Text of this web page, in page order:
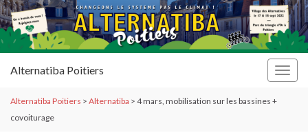
Alternatiba Poitiers
Alternatiba Poitiers > Alternatiba > 4 mars, mobilisation sur les bassines +
covoiturage